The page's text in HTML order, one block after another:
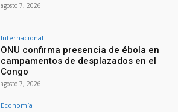
agosto 7, 2026
Internacional
ONU confirma presencia de ébola en
campamentos de desplazados en el
Congo
agosto 7, 2026
Economía